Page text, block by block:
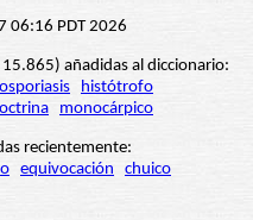
06:16 PDT 2026
añadidas al diccionario:
histótrofo
monocárpico
recientemente:
equivocación
chuico